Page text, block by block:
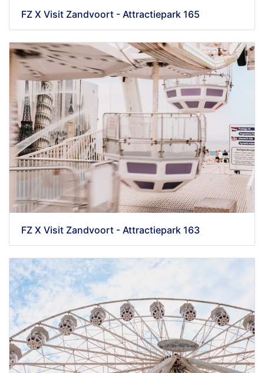
FZ X Visit Zandvoort - Attractiepark 165
FZ X Visit Zandvoort - Attractiepark 163